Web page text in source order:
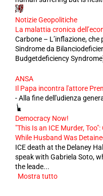
Notizie Geopolitiche
La malattia cronica
Carbone – L’inflazione, che
Sindrome da
Budgetdeficiency
ANSA
Il Papa incontra l'attore
-Alla fine dell'udienza
Democracy Now!
"This Is an ICE Murder,
While Husband Was
ICE death at the Delaney
speak with Gabriela Soto,
the leade...
Mostra tutto